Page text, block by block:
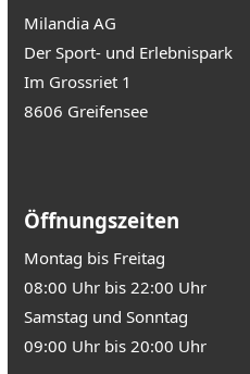
Milandia AG
Der Sport- und Erlebnispark
Im Grossriet 1
8606 Greifensee
Öffnungszeiten
Montag bis Freitag
08:00 Uhr bis 22:00 Uhr
Samstag und Sonntag
09:00 Uhr bis 20:00 Uhr